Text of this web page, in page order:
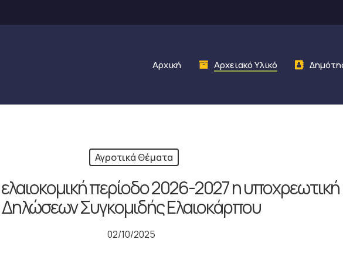
Αρχική Αρχειακό Υλικό
Αγροτικά Θέματα
ελαιοκομική περίοδο 2026-2027 η
Δηλώσεων Συγκομιδής Ελαιοκάρπου
02/10/2025